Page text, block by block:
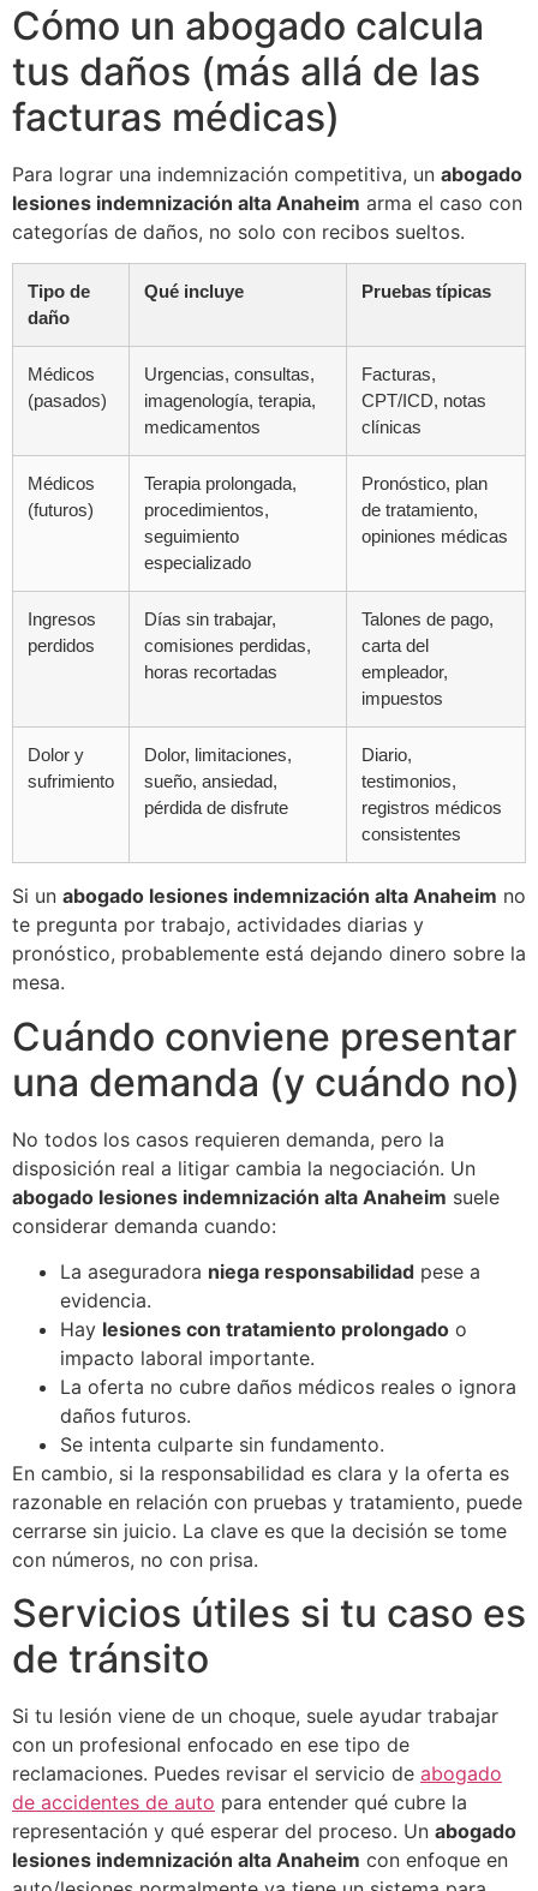
Cómo un abogado calcula
tus daños (más allá de las
facturas médicas)
Para lograr una indemnización competitiva, un abogado
lesiones indemnización alta Anaheim arma el caso con
categorías de daños, no solo con recibos sueltos.
Tipo de
daño
Qué incluye Pruebas típicas
Médicos
(pasados)
Urgencias, consultas,
imagenología, terapia,
medicamentos
Facturas,
CPT/ICD, notas
clínicas
Médicos
(futuros)
Terapia prolongada,
procedimientos,
seguimiento
especializado
Pronóstico, plan
de tratamiento,
opiniones médicas
Ingresos
perdidos
Días sin trabajar,
comisiones perdidas,
horas recortadas
Talones de pago,
carta del
empleador,
impuestos
Dolor y
sufrimiento
Dolor, limitaciones,
sueño, ansiedad,
pérdida de disfrute
Diario,
testimonios,
registros médicos
consistentes
Si un abogado lesiones indemnización alta Anaheim no
te pregunta por trabajo, actividades diarias y
pronóstico, probablemente está dejando dinero sobre la
mesa.
Cuándo conviene presentar
una demanda (y cuándo no)
No todos los casos requieren demanda, pero la
disposición real a litigar cambia la negociación. Un
abogado lesiones indemnización alta Anaheim suele
considerar demanda cuando:
La aseguradora niega responsabilidad pese a
evidencia.
Hay lesiones con tratamiento prolongado o
impacto laboral importante.
La oferta no cubre daños médicos reales o ignora
daños futuros.
Se intenta culparte sin fundamento.
En cambio, si la responsabilidad es clara y la oferta es
razonable en relación con pruebas y tratamiento, puede
cerrarse sin juicio. La clave es que la decisión se tome
con números, no con prisa.
Servicios útiles si tu caso es
de tránsito
Si tu lesión viene de un choque, suele ayudar trabajar
con un profesional enfocado en ese tipo de
reclamaciones. Puedes revisar el servicio de abogado
de accidentes de auto para entender qué cubre la
representación y qué esperar del proceso. Un abogado
lesiones indemnización alta Anaheim con enfoque en